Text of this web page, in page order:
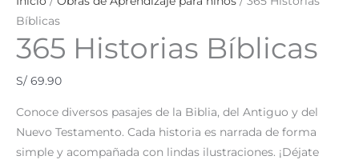
Bíblicas
365 Historias Bíblicas
S/ 69.90
Conoce diversos pasajes de la Biblia, del Antiguo y del
Nuevo Testamento. Cada historia es narrada de forma
simple y acompañada con lindas ilustraciones. ¡Déjate